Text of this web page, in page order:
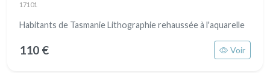
17101
Habitants de Tasmanie Lithographie rehaussée à l'aquarelle
110 € Voir